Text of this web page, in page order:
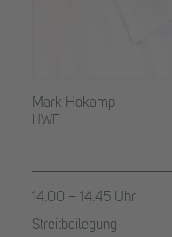
Mark Hokamp
HWF
14.00 – 14.45 Uhr
Streitbeilegung